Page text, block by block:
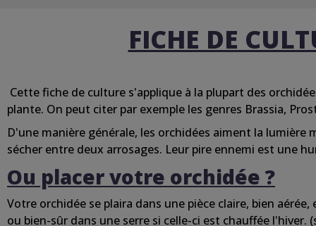
FICHE DE
Cettefiche de culture s'applique à la plupart des
plante. On peut citer par exemple les genres Brassia,
D'une manière générale, les orchidées aiment la lumière
sécher entre deux arrosages. Leur pire ennemi est une
Ou placer votre orchidée ?
Votre orchidée se plaira dans une pièce claire, bien aérée,
ou bien-sûr dans une serre si celle-ci est chauffée l'hiver. (